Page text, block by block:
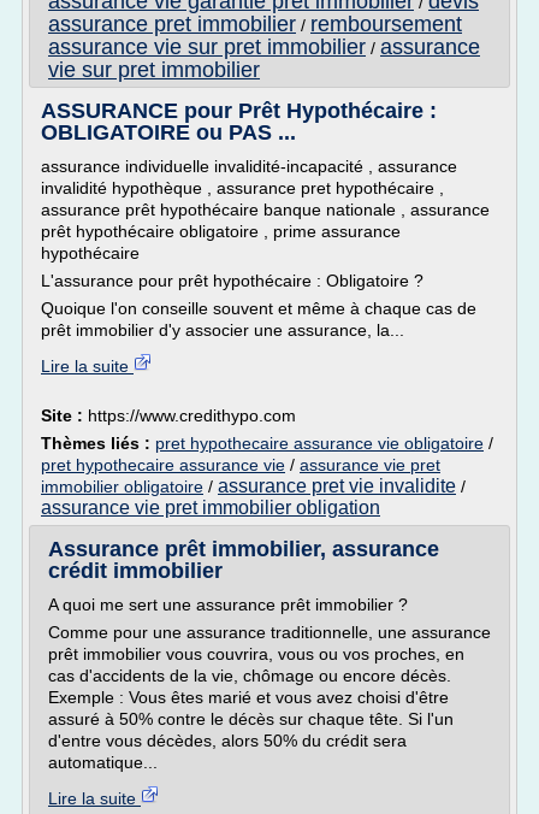
assurance pret immobilier / remboursement
assurance vie sur pret immobilier / assurance
vie sur pret immobilier
ASSURANCE pour Prêt Hypothécaire :
OBLIGATOIRE ou PAS ...
assurance individuelle invalidité-incapacité , assurance
invalidité hypothèque , assurance pret hypothécaire ,
assurance prêt hypothécaire banque nationale , assurance
prêt hypothécaire obligatoire , prime assurance
hypothécaire
L'assurance pour prêt hypothécaire : Obligatoire ?
Quoique l'on conseille souvent et même à chaque cas de
prêt immobilier d'y associer une assurance, la...
Lire la suite
Site : https://www.credithypo.com
Thèmes liés : pret hypothecaire assurance vie obligatoire /
pret hypothecaire assurance vie / assurance vie pret
immobilier obligatoire / assurance pret vie invalidite /
assurance vie pret immobilier obligation
Assurance prêt immobilier, assurance
crédit immobilier
A quoi me sert une assurance prêt immobilier ?
Comme pour une assurance traditionnelle, une assurance
prêt immobilier vous couvrira, vous ou vos proches, en
cas d'accidents de la vie, chômage ou encore décès.
Exemple : Vous êtes marié et vous avez choisi d'être
assuré à 50% contre le décès sur chaque tête. Si l'un
d'entre vous décèdes, alors 50% du crédit sera
automatique...
Lire la suite